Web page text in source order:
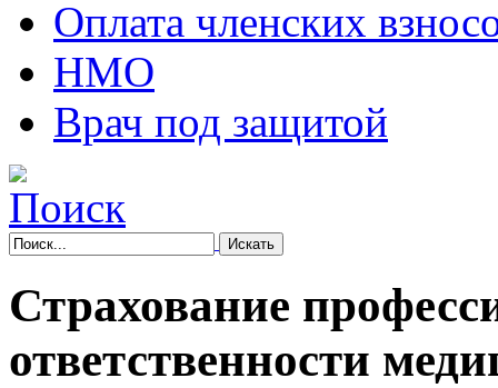
Оплата членских
НМО
Врач под защитой
Страхование
ответственности